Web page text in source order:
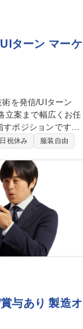
ターン マーケ
立案まで幅広くお任
ポジションです。
立案（キャンペー
祝休み 服装自由
与あり 製造オ